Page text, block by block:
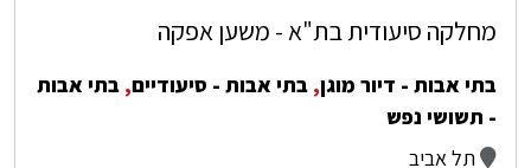
מחלקה סיעודית בת"א - משען אפקה
בתי אבות - דיור מוגן, בתי אבות - סיעודיים, בתי אבות
- תשושי נפש
תל אביב